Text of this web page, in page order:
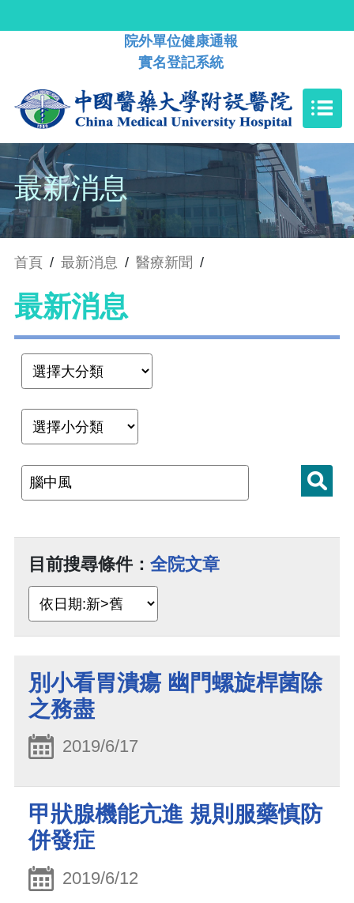
院外單位健康通報
實名登記系統
最新消息
首頁 / 最新消息 / 醫療新聞 /
最新消息
目前搜尋條件： 全院文章
別小看胃潰瘍 幽門螺旋桿菌除
之務盡
2019/6/17
甲狀腺機能亢進 規則服藥慎防
併發症
2019/6/12